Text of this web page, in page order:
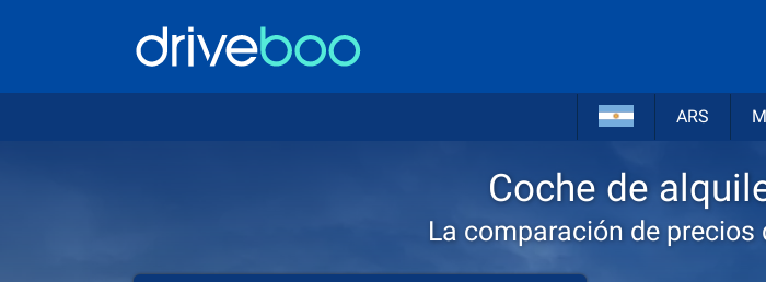
ARS
Coche de
La comparación de precios